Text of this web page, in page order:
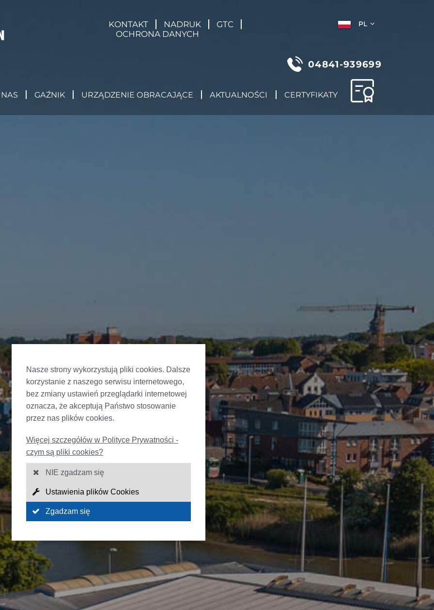
KONTAKT NADRUK
GTC
OCHRONA DANYCH
PL
04841-939699
GAŹNIK URZĄDZENIE OBRACAJĄCE AKTUALNOŚCI CERTYFIKATY
Nasze strony wykorzystują pliki cookies. Dalsze
korzystanie z naszego serwisu internetowego,
bez zmiany ustawień przeglądarki internetowej
oznacza, że akceptują Państwo stosowanie
przez nas plików cookies.
Więcej szczegółów w Polityce Prywatności -
czym są pliki cookies?
NIE zgadzam się
Ustawienia plików Cookies
Zgadzam się